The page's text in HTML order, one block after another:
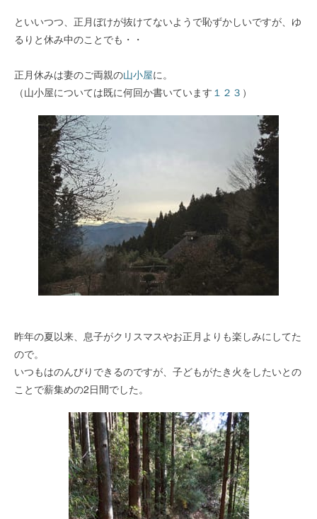
といいつつ、正月ぼけが抜けてないようで恥ずかしいですが、ゆ
るりと休み中のことでも・・
正月休みは妻のご両親の山小屋に。
（山小屋については既に何回か書いています １ ２ ３ ）
昨年の夏以来、息子がクリスマスやお正月よりも楽しみにしてた
ので。
いつもはのんびりできるのですが、子どもがたき火をしたいとの
ことで薪集めの2日間でした。